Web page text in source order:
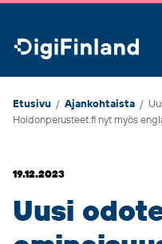
DigiFinland
Etusivu / Ajankohtaista /
Hoidonperusteet.fi nyt myös
19.12.2023
Uusi